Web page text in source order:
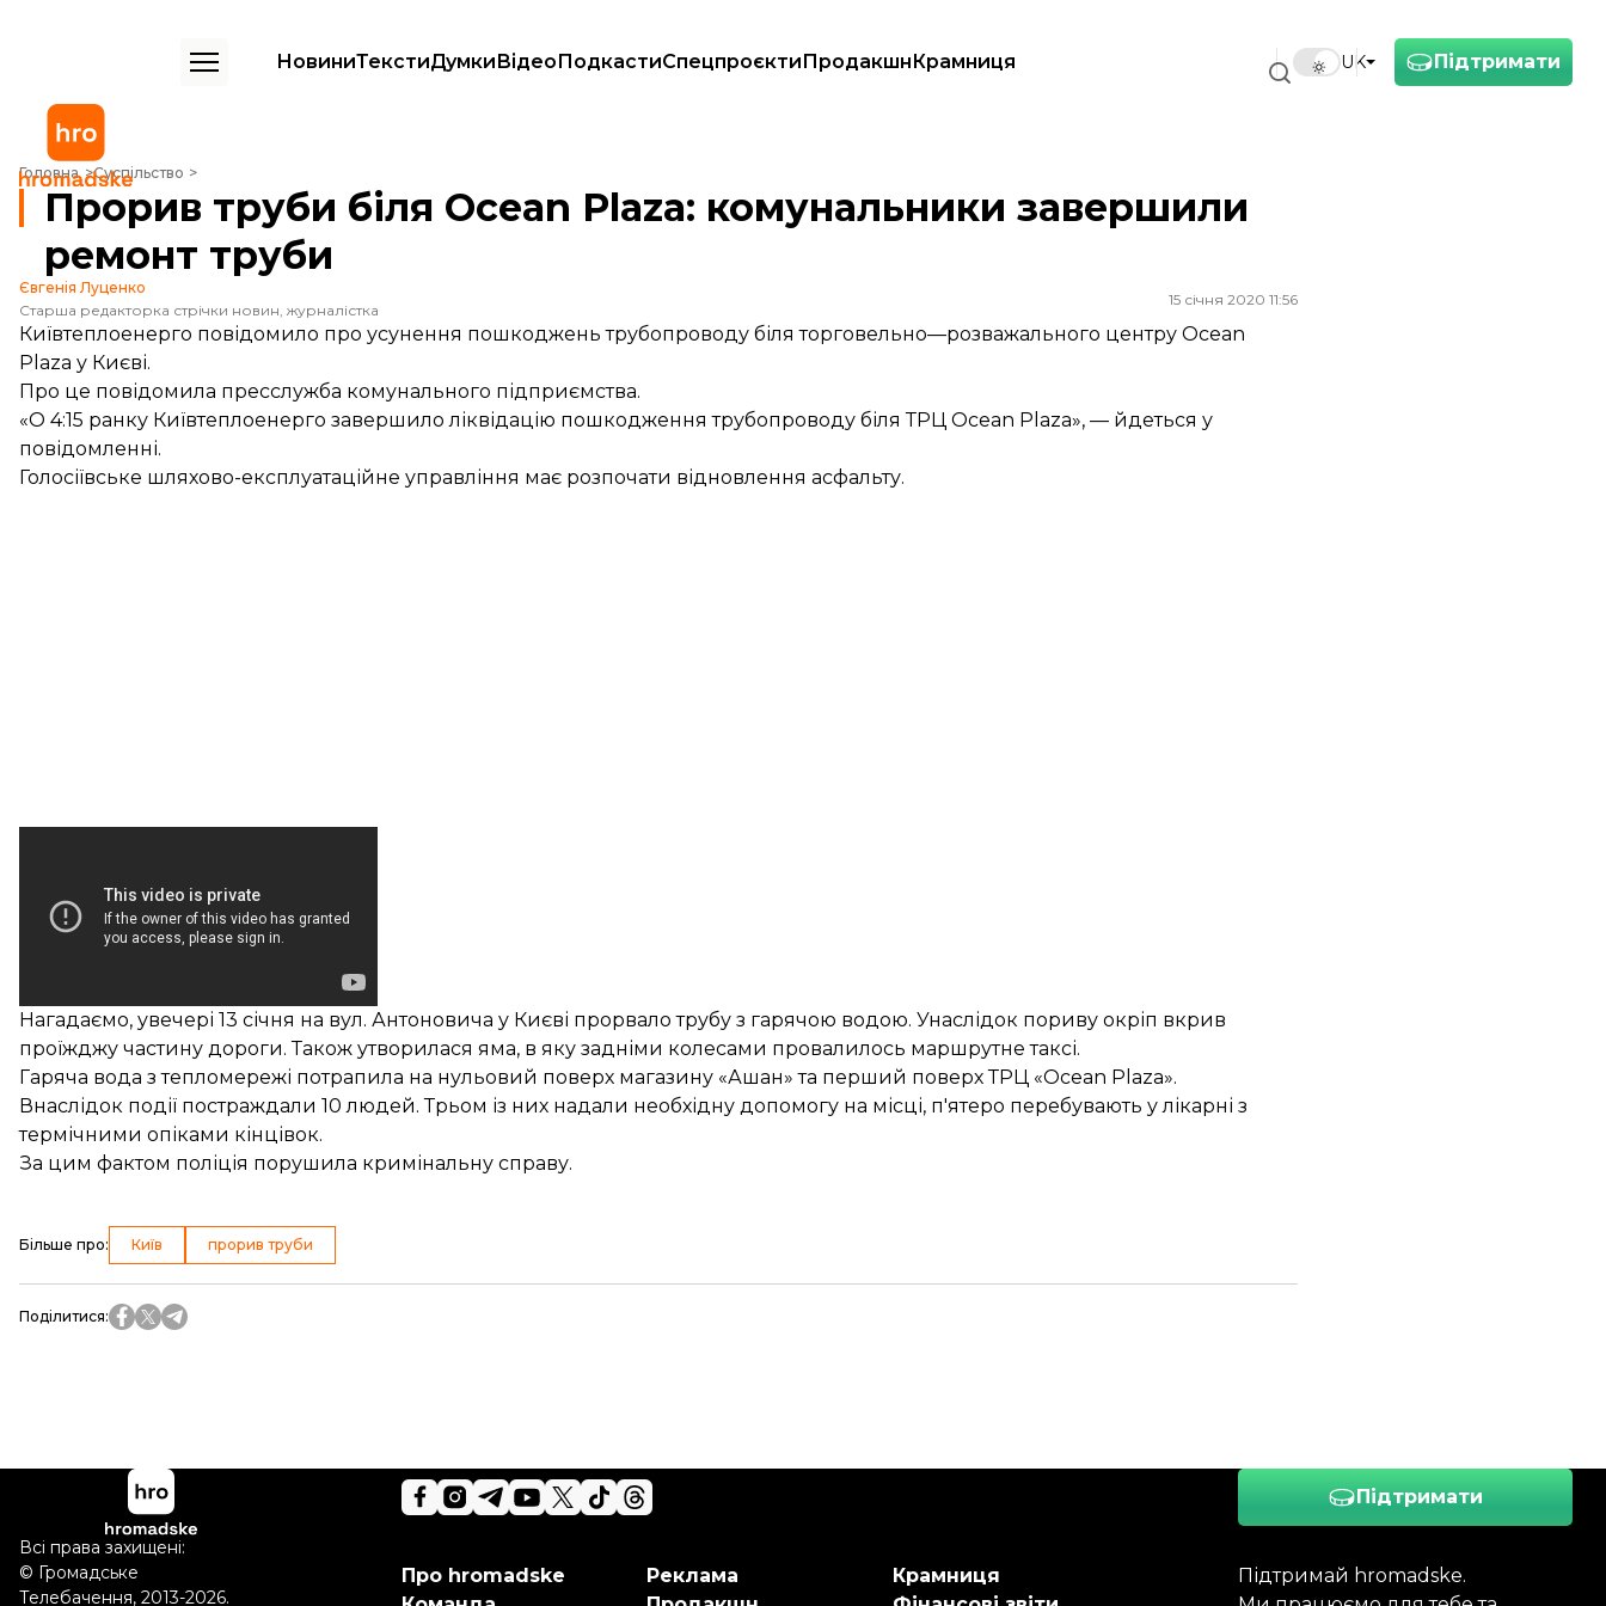
Підтримати
UK
НовиниТекстиДумкиВідеоПодкастиСпецпроєктиПродакшнКрамниця
Головна Суспільство
Прорив труби біля Ocean Plaza: комунальники завершили ремонт труби
Прорив труби біля Ocean Plaza: комунальники завершили
ремонт труби
Євгенія Луценко
Старша редакторка стрічки новин, журналістка
15 січня 2020 11:56
Київтеплоенерго повідомило про усунення пошкоджень трубопроводу біля торговельно—розважального центру Ocean
Plaza у Києві.
Про це повідомила пресслужба комунального підприємства.
«О 4:15 ранку Київтеплоенерго завершило ліквідацію пошкодження трубопроводу біля ТРЦ Ocean Plaza», — йдеться у
повідомленні.
Голосіївське шляхово-експлуатаційне управління має розпочати відновлення асфальту.
Нагадаємо, увечері 13 січня на вул. Антоновича у Києві прорвало трубу з гарячою водою. Унаслідок пориву окріп вкрив
проїжджу частину дороги. Також утворилася яма, в яку задніми колесами провалилось маршрутне таксі.
Гаряча вода з тепломережі потрапила на нульовий поверх магазину «Ашан» та перший поверх ТРЦ «Ocean Plaza».
Внаслідок події постраждали 10 людей. Трьом із них надали необхідну допомогу на місці, п'ятеро перебувають у лікарні з
термічними опіками кінцівок.
За цим фактом поліція порушила кримінальну справу.
Більше про: Київ прорив труби
Поділитися:
Підтримати
Підтримай hromadske.
Про hromadske
Реклама
Крамниця
Всі права захищені:
© Громадське
Телебачення, 2013-2026.